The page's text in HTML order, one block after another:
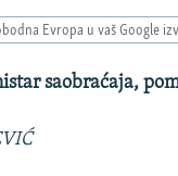
Evropa u vaš Google
saobraćaja,